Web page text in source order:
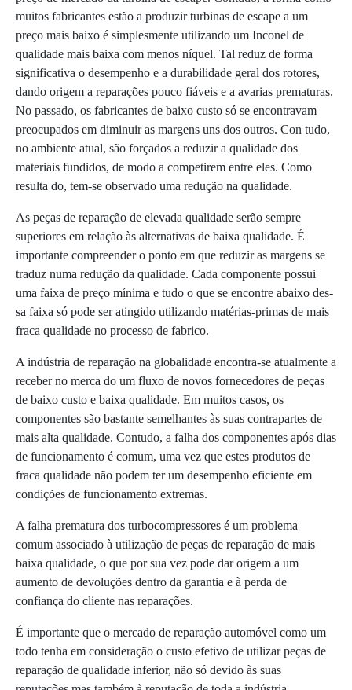
muitos fabricantes estão a pro­duzir turbinas de escape a um
preço mais baixo é simplesmente utilizando um Inconel de
qualidade mais baixa com menos níquel. Tal reduz de forma
significativa o desempe­nho e a durabilidade geral dos rotores,
dando origem a reparações pouco fiáveis e a avarias prematuras.
No passado, os fabricantes de baixo custo só se encontravam
preocupados em diminuir as margens uns dos outros. Con­ tudo,
no ambiente atual, são forçados a redu­zir a qualidade dos
materiais fundidos, de modo a competirem entre eles. Como
resulta­ do, tem­-se observado uma redução na quali­dade.
As peças de reparação de elevada qualidade serão sempre
superiores em relação às alter­nativas de baixa qualidade. É
importante compreender o ponto em que reduzir as mar­gens se
traduz numa redução da qualidade. Cada componente possui
uma faixa de preço mínima e tudo o que se encontre abaixo des­
sa faixa só pode ser atingido utilizando matérias-­primas de mais
fraca qualidade no processo de fabrico.
A indústria de reparação na globalidade encontra-­se atualmente a
receber no merca­ do um fluxo de novos fornecedores de peças
de baixo custo e baixa qualidade. Em muitos casos, os
componentes são bastante seme­lhantes às suas contrapartes de
mais alta qualidade. Contudo, a falha dos componentes após dias
de funcionamento é comum, uma vez que estes produtos de
fraca qualidade não podem ter um desempenho eficiente em
con­dições de funcionamento extremas.
A falha prematura dos turbocompressores é um problema
comum associado à utilização de peças de reparação de mais
baixa qualidade, o que por sua vez pode dar origem a um
aumen­to de devoluções dentro da garantia e à perda de
confiança do cliente nas reparações.
É importante que o mercado de reparação automóvel como um
todo tenha em consideração o custo efetivo de utilizar peças de
re­paração de qualidade inferior, não só devido às suas